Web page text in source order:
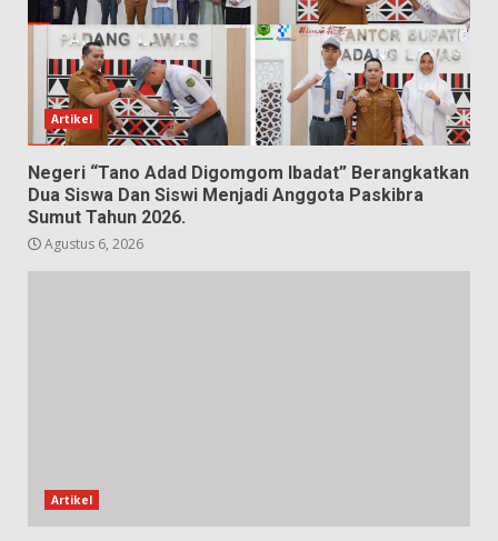
Artikel
Negeri “Tano Adad Digomgom Ibadat” Berangkatkan
Dua Siswa Dan Siswi Menjadi Anggota Paskibra
Sumut Tahun 2026.
Agustus 6, 2026
Artikel